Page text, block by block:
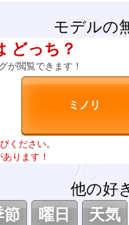
モデルの
どっち？
が閲覧できます！
ください。
ります！
他の好
節 曜日
天気